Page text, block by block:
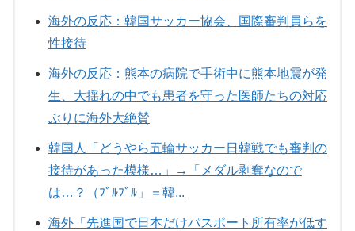
海外の反応：韓国サッカー協会、国際審判員らを
性接待
海外の反応：熊本の病院で手術中に熊本地震が発
生、大揺れの中でも患者を守った医師たちの対応
ぶりに海外大絶賛
韓国人「どうやら五輪サッカー日韓戦でも審判の
接待があった模様…」→「メダル剥奪なので
は…？（ﾌﾞﾙﾌﾞﾙ」＝韓...
海外「先進国で日本だけパスポート所有率が低す